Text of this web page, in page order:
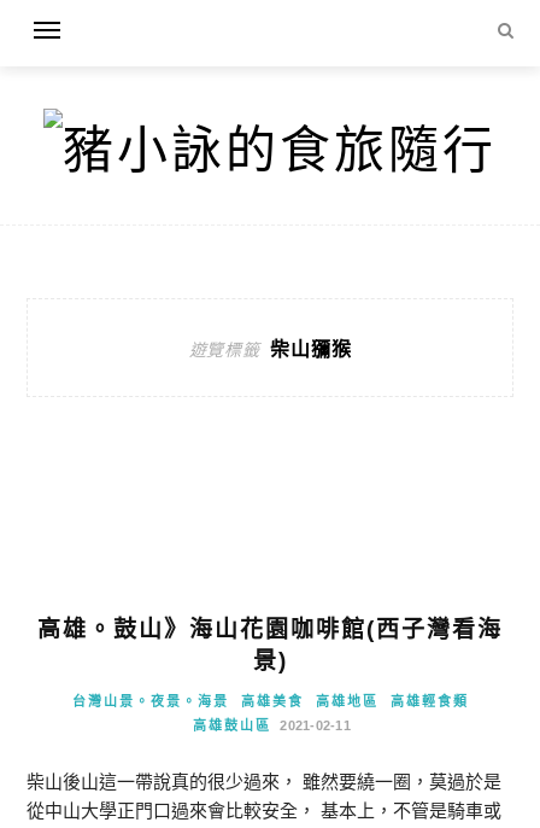
遊覽標籤 柴山獼猴
高雄。鼓山》海山花園咖啡館(西子灣看海
景)
台灣山景。夜景。海景 高雄美食 高雄地區
高雄輕食類
高雄鼓山區
2021-02-11
柴山後山這一帶說真的很少過來， 雖然要繞一圈，莫過於是
從中山大學正門口過來會比較安全， 基本上，不管是騎車或